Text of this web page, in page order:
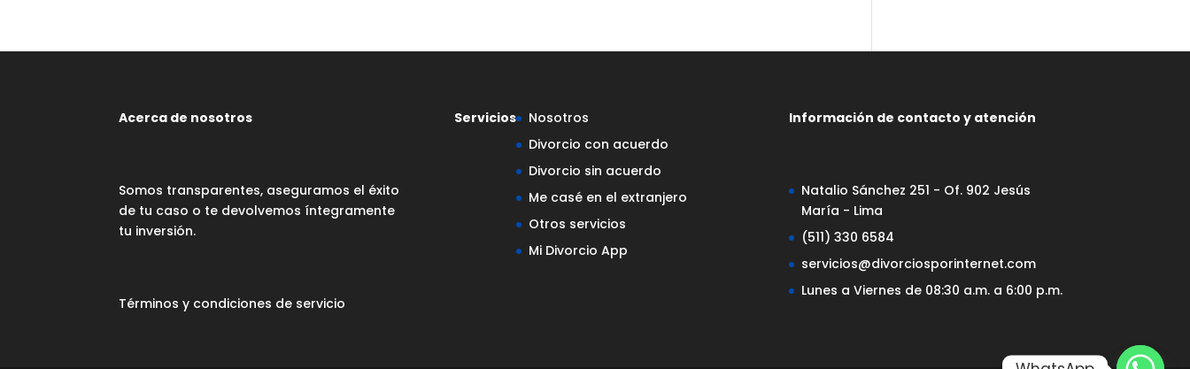
Acerca de nosotros
Somos transparentes, aseguramos el éxito
de tu caso o te devolvemos íntegramente
tu inversión.
Términos y condiciones de servicio
Servicios
Nosotros
Divorcio con acuerdo
Divorcio sin acuerdo
Me casé en el extranjero
Otros servicios
Mi Divorcio App
Información de contacto y atención
Natalio Sánchez 251 - Of. 902 Jesús
María - Lima
(511) 330 6584
servicios@divorciosporinternet.com
Lunes a Viernes de 08:30 a.m. a 6:00 p.m.